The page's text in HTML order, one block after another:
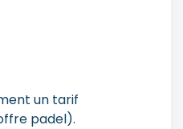
un tarif
padel).